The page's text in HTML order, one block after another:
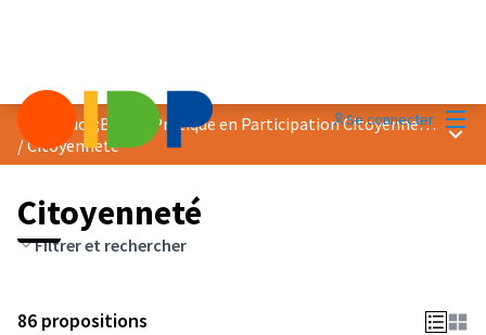
Se connecter
Prix &quot;Bonne Pratique en Participation Citoyenne&quot; 2023
/Citoyenneté
Citoyenneté
Filtrer et rechercher
86 propositions